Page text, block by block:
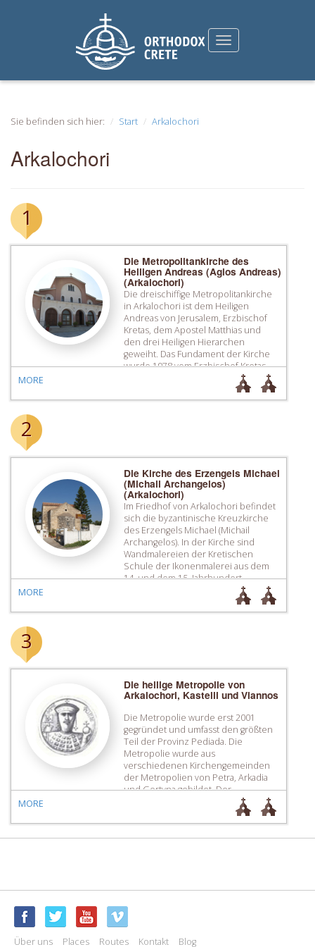
Sie befinden sich hier: Start Arkalochori
Arkalochori
1
Die Metropolitankirche des
Heiligen Andreas (Agios Andreas)
(Arkalochori)
Die dreischiffige Metropolitankirche
in Arkalochori ist dem Heiligen
Andreas von Jerusalem, Erzbischof
Kretas, dem Apostel Matthias und
den drei Heiligen Hierarchen
geweiht. Das Fundament der Kirche
wurde 1978 vom Erzbischof Kretas
Timotheos gelegt und die Kirche
wurde schließlich 2009 eingeweiht. In
der Kirche, in der die Reliquie des
MORE
2
Die Kirche des Erzengels Michael
(Michail Archangelos)
(Arkalochori)
Im Friedhof von Arkalochori befindet
sich die byzantinische Kreuzkirche
des Erzengels Michael (Michail
Archangelos). In der Kirche sind
Wandmalereien der Kretischen
Schule der Ikonenmalerei aus dem
14. und dem 15. Jahrhundert
MORE
3
Die heilige Metropolie von
Arkalochori, Kastelli und Viannos
Die Metropolie wurde erst 2001
gegründet und umfasst den größten
Teil der Provinz Pediada. Die
Metropolie wurde aus
verschiedenen Kirchengemeinden
der Metropolien von Petra, Arkadia
und Gortyna gebildet. Der
Metropolie von Arkalochori, Kastelli
und Viannos gehören viele wichtigen
Klöster, wie das Kloster der Heiligen
Marina im Dorf Voni (Agia Marina in
MORE
Über uns Places Routes Kontakt Blog